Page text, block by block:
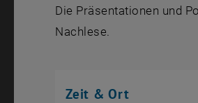
Die Präsentationen und
Nachlese.
Zeit & Ort